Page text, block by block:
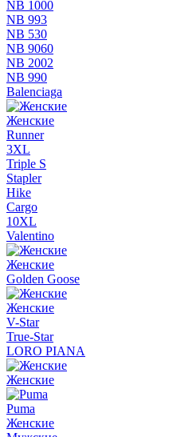
NB 1000
NB 993
NB 530
NB 9060
NB 2002
NB 990
Balenciaga
Женские
Runner
3XL
Triple S
Stapler
Hike
Cargo
10XL
Valentino
Женские
Golden Goose
Женские
V-Star
True-Star
LORO PIANA
Женские
Puma
Женские